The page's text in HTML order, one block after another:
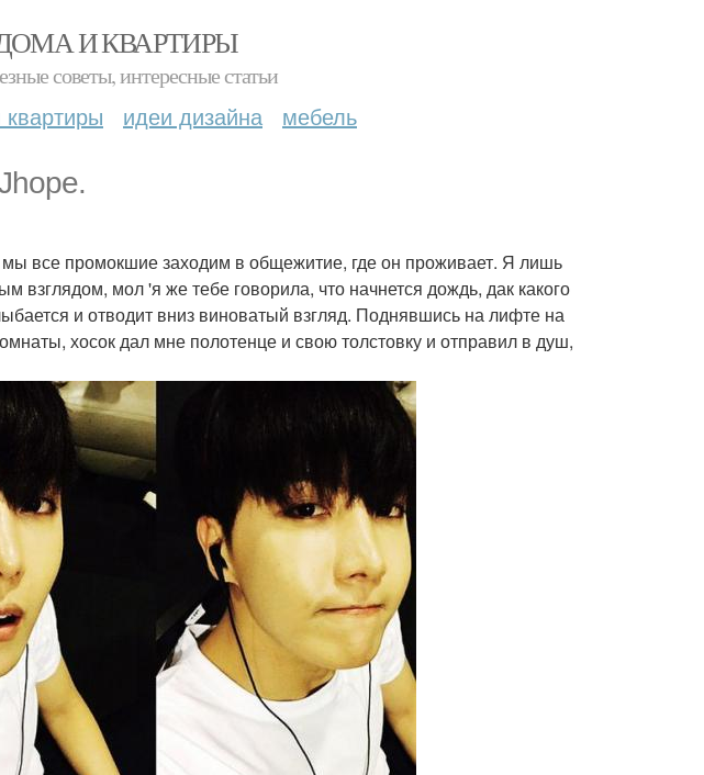
И КВАРТИРЫ
советы, интересные статьи
идеи дизайна мебель
мы все промокшие заходим в общежитие, где он проживает. Я лишь
взглядом, мол 'я же тебе говорила, что начнется дождь, дак какого
и отводит вниз виноватый взгляд. Поднявшись на лифте на
хосок дал мне полотенце и свою толстовку и отправил в душ,